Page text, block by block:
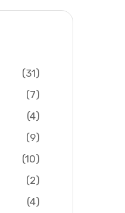
(31)
(7)
(4)
(9)
(10)
(2)
(4)